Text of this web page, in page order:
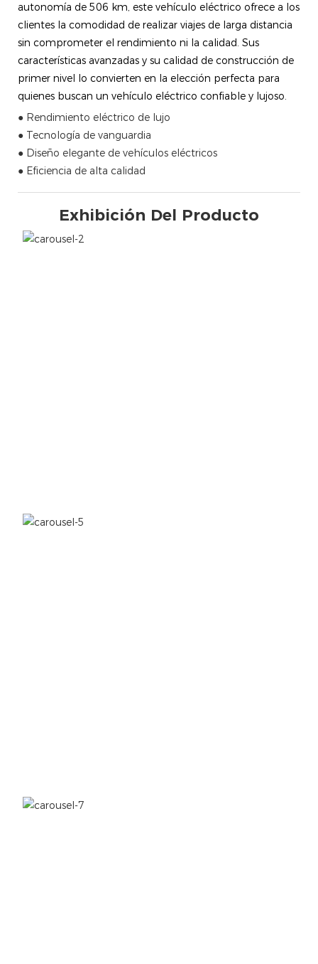
autonomía de 506 km, este vehículo eléctrico ofrece a los
clientes la comodidad de realizar viajes de larga distancia
sin comprometer el rendimiento ni la calidad. Sus
características avanzadas y su calidad de construcción de
primer nivel lo convierten en la elección perfecta para
quienes buscan un vehículo eléctrico confiable y lujoso.
● Rendimiento eléctrico de lujo
● Tecnología de vanguardia
● Diseño elegante de vehículos eléctricos
● Eficiencia de alta calidad
Exhibición Del Producto